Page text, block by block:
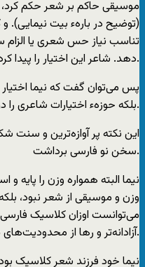
(توضیح در بارهء بیت نیمایی).
تناسب نیاز حس شعری یا الزام
دهد. شاعر این اختیار را پیدا کرد.
پس می‌توان گفت که نیما اختیار
بلکه حوزهء اختیارات شاعری را درشعر فارسی توسعه داد.
این نکته پر آوازه‌ترین و سنت
سخن نو فارسی برداشت.
نیما البته همواره وزن را
وزن و موسیقی از شعر نبود،
می‌توانست اوزان کلاسیک فارسی
آزادانه‌تر و‌‌‌ رها از محدودیت‌های دیکته شدهء قواعد کهن به کار بَرَد.
نیما خود فرزند شعر کلاسیک